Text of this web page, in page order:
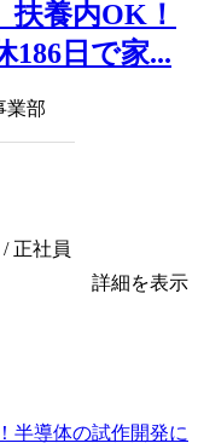
扶養内OK！
186日で家...
業部
正社員
詳細を表示